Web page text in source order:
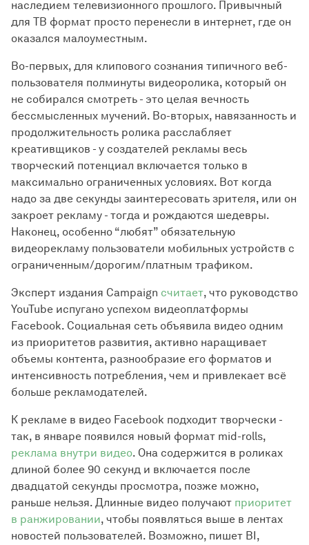
наследием телевизионного прошлого. Привычный
для ТВ формат просто перенесли в интернет, где он
оказался малоуместным.
Во-первых, для клипового сознания типичного веб-
пользователя полминуты видеоролика, который он
не собирался смотреть - это целая вечность
бессмысленных мучений. Во-вторых, навязанность и
продолжительность ролика расслабляет
креативщиков - у создателей рекламы весь
творческий потенциал включается только в
максимально ограниченных условиях. Вот когда
надо за две секунды заинтересовать зрителя, или он
закроет рекламу - тогда и рождаются шедевры.
Наконец, особенно “любят” обязательную
видеорекламу пользователи мобильных устройств с
ограниченным/дорогим/платным трафиком.
Эксперт издания Campaign считает, что руководство
YouTube испугано успехом видеоплатформы
Facebook. Социальная сеть объявила видео одним
из приоритетов развития, активно наращивает
объемы контента, разнообразие его форматов и
интенсивность потребления, чем и привлекает всё
больше рекламодателей.
К рекламе в видео Facebook подходит творчески -
так, в январе появился новый формат mid-rolls,
реклама внутри видео. Она содержится в роликах
длиной более 90 секунд и включается после
двадцатой секунды просмотра, позже можно,
раньше нельзя. Длинные видео получают приоритет
в ранжировании, чтобы появляться выше в лентах
новостей пользователей. Возможно, пишет BI,